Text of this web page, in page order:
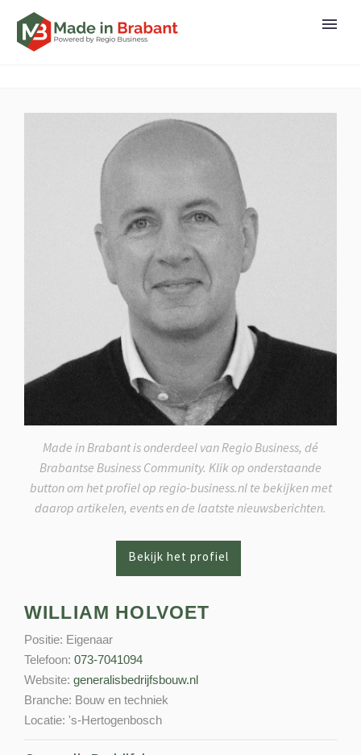
Made in Brabant is onderdeel van Regio Business, dé
Brabantse Business Community. Klik op onderstaande
button om het profiel op regio-business.nl te bekijken met
daarop artikelen, events en de laatste nieuwsberichten.
WILLIAM HOLVOET
Positie: Eigenaar
Telefoon: 073-7041094
Website: generalisbedrijfsbouw.nl
Branche: Bouw en techniek
Locatie: 's-Hertogenbosch